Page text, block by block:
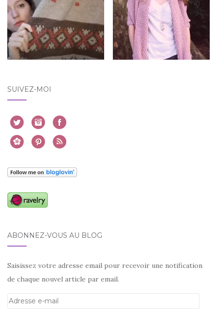
SUIVEZ-MOI
ABONNEZ-VOUS AU BLOG
Saisissez votre adresse email pour recevoir une notification
de chaque nouvel article par email.
Adresse